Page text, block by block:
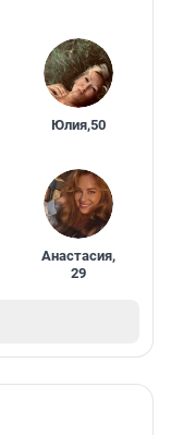
Юлия,50
Анастасия,
29